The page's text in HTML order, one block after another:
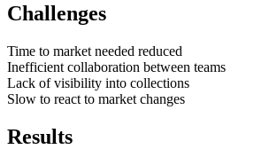
Challenges
Time to market needed reduced
Inefficient collaboration between teams
Lack of visibility into collections
Slow to react to market changes
Results